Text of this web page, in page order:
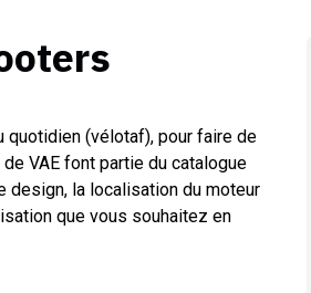
quotidien (vélotaf), pour faire de
VAE font partie du catalogue
design, la localisation du moteur
que vous souhaitez en